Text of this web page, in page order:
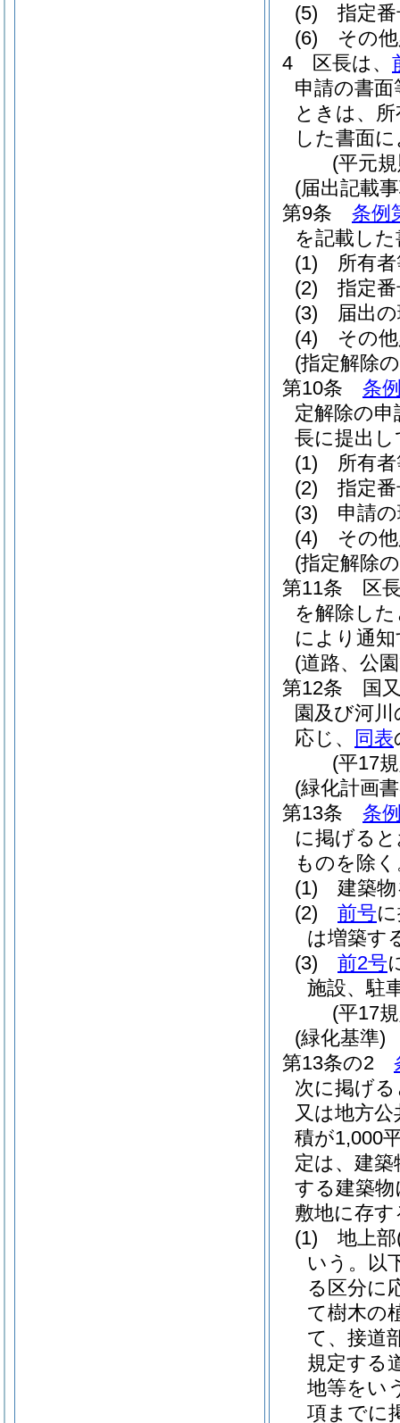
(5)
指定
(6)
その
4
区長は、
申請の書
ときは、
した書面
(平元
(届出記載
第9条
条例
を記載し
(1)
所有
(2)
指定
(3)
届出
(4)
その
(指定解除
第10条
条
定解除の申
長に提出
(1)
所有
(2)
指定
(3)
申請
(4)
その
(指定解除
第11条
区
を解除し
により通
(道路、公
第12条
国
園及び河
応じ、
同表
(平17
(緑化計画
第13条
条
に掲げる
ものを除
(1)
建築
(2)
前号
は増築す
(3)
前2号
施設、駐
(平17
(緑化基準)
第13条の2
次に掲げ
又は地方
積が1,000
定は、建築
する建築
敷地に存
(1)
地上部
いう。以
る区分に
て樹木の
て、接道
規定する
地等をい
項までに